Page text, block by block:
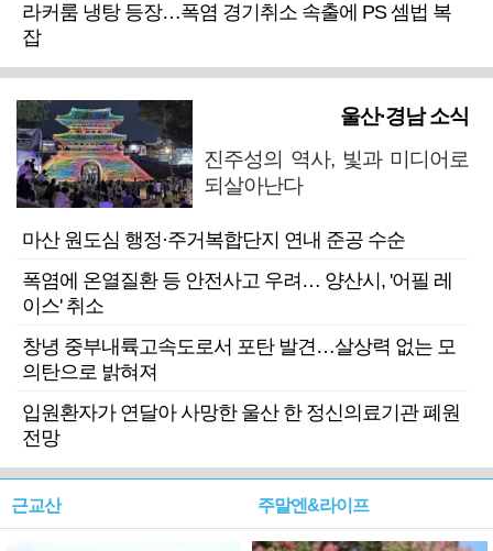
라커룸 냉탕 등장…폭염 경기취소 속출에 PS 셈법 복
잡
울산·경남 소식
진주성의 역사, 빛과 미디어로
되살아난다
마산 원도심 행정·주거복합단지 연내 준공 수순
폭염에 온열질환 등 안전사고 우려… 양산시, '어필 레
이스' 취소
창녕 중부내륙고속도로서 포탄 발견…살상력 없는 모
의탄으로 밝혀져
입원환자가 연달아 사망한 울산 한 정신의료기관 폐원
전망
근교산 주말엔&라이프